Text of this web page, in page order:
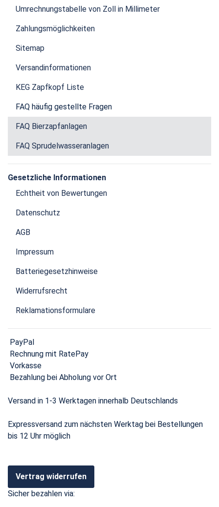
Umrechnungstabelle von Zoll in Millimeter
Zahlungsmöglichkeiten
Sitemap
Versandinformationen
KEG Zapfkopf Liste
FAQ häufig gestellte Fragen
FAQ Bierzapfanlagen
FAQ Sprudelwasseranlagen
Gesetzliche Informationen
Echtheit von Bewertungen
Datenschutz
AGB
Impressum
Batteriegesetzhinweise
Widerrufsrecht
Reklamationsformulare
PayPal
Rechnung mit RatePay
Vorkasse
Bezahlung bei Abholung vor Ort
Versand in 1-3 Werktagen innerhalb Deutschlands
Expressversand zum nächsten Werktag bei Bestellungen
bis 12 Uhr möglich
Vertrag widerrufen
Sicher bezahlen via: